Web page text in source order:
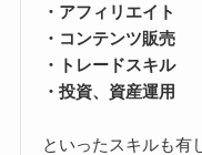
・アフィリエイト
・コンテンツ販売
・トレードスキル
・投資、資産運用
といったスキルも有